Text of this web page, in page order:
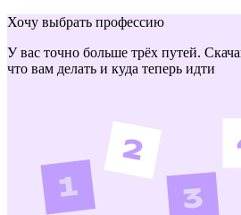
Хочу выбрать профессию
У вас точно больше трёх путей.
что вам делать и куда теперь идти